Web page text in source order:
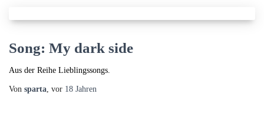
Song: My dark side
Aus der Reihe Lieblingssongs.
Von sparta, vor 18 Jahren